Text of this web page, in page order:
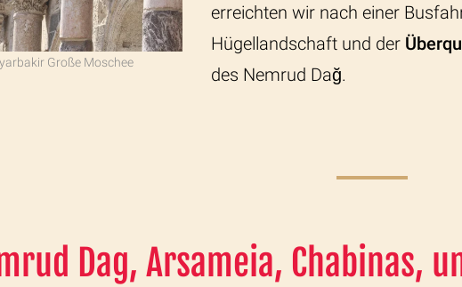
Große Moschee
erreichten wir nach einer
Hügellandschaft und der
des Nemrud Dağ.
Dag, Arsameia, Chabinas,